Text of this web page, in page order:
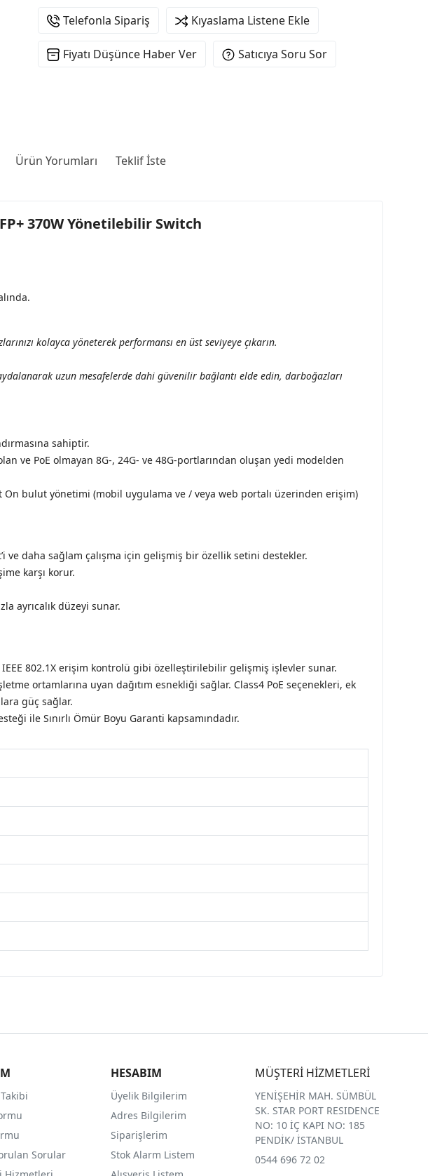
Telefonla Sipariş Kıyaslama Listene Ekle
Fiyatı Düşünce Haber Ver Satıcıya Soru Sor
Ürün Yorumları Teklif İste
370W Yönetilebilir Switch
kolayca yöneterek performansı en üst seviyeye çıkarın.
uzun mesafelerde dahi güvenilir bağlantı elde edin, darboğazları
sahiptir.
ve PoE olmayan 8G-, 24G- ve 48G-portlarından oluşan yedi modelden
bulut yönetimi (mobil uygulama ve / veya web portalı üzerinden erişim)
daha sağlam çalışma için gelişmiş bir özellik setini destekler.
karşı korur.
ayrıcalık düzeyi sunar.
802.1X erişim kontrolü gibi özelleştirilebilir gelişmiş işlevler sunar.
ortamlarına uyan dağıtım esnekliği sağlar. Class4 PoE seçenekleri, ek
güç sağlar.
ile Sınırlı Ömür Boyu Garanti kapsamındadır.
Sorular
HESABIM
Üyelik Bilgilerim
Adres Bilgilerim
Siparişlerim
Stok Alarm Listem
MÜŞTERİ HİZMETLERİ
YENİŞEHİR MAH. SÜMBÜL
SK. STAR PORT RESIDENCE
NO: 10 İÇ KAPI NO: 185
PENDİK/ İSTANBUL
0544 696 72 02